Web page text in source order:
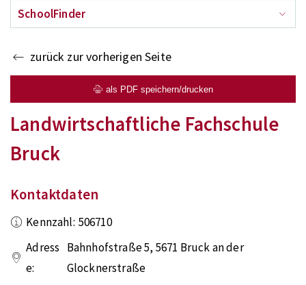
SchoolFinder
zurück zur vorherigen Seite
als PDF speichern/drucken
Landwirtschaftliche Fachschule
Bruck
Kontaktdaten
Kennzahl: 506710
Adress
e:
Bahnhofstraße 5, 5671 Bruck an der
Glocknerstraße